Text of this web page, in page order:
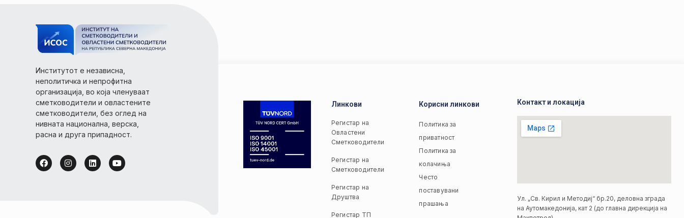
Институтот е независна,
неполитичка и непрофитна
организација, во која членуваат
сметководители и овластените
сметководители, без оглед на
нивната национална, верска,
расна и друга припадност.
Линкови
Регистар на
Овластени
Сметководители
Регистар на
Сметководители
Регистар на
Друштва
Регистар ТП
Корисни линкови
Политика за
приватност
Политика за
колачиња
Често
поставувани
прашања
Контакт и локација
Ул. „Св. Кирил и Методиј“ бр.20, деловна зграда
на Аутомакедонија, кат 2 (до главна дирекција на